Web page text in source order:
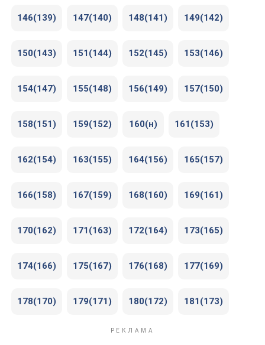
Play Video
146(139) 147(140) 148(141) 149(142)
150(143) 151(144) 152(145) 153(146)
154(147) 155(148) 156(149) 157(150)
158(151) 159(152) 160(н) 161(153)
162(154) 163(155) 164(156) 165(157)
166(158) 167(159) 168(160) 169(161)
170(162) 171(163) 172(164) 173(165)
174(166) 175(167) 176(168) 177(169)
178(170) 179(171) 180(172) 181(173)